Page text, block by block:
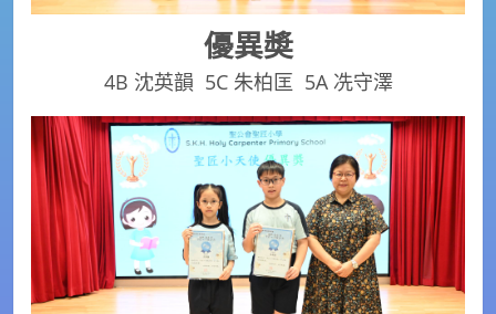
優異奬
4B 沈英韻 5C 朱柏匡 5A 冼守澤